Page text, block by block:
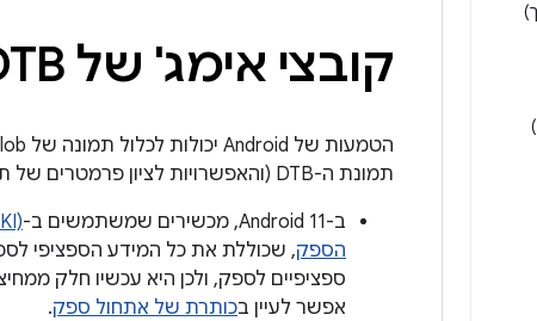
קובצי אימג' של DTB
תמונת ה-DTB (והאפשרויות לציון פרמטרים של תמונת ה-DTB) שונה בין גרסאות Android.
ב-Android 11, מכשירים שמשתמשים ב-
הספק
אפשר לעיין בכותרת של אתחול ספק.